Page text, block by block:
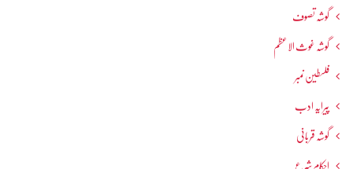
گوشہ تصوف
گوشہ غوث الاعظم
فلسطین نمبر
پیرایہ ادب
گوشہ قربانی
احکامِ شرع